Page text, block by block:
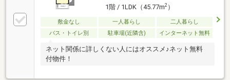
1階 / 1LDK（45.77m2）
敷金なし 一人暮らし
二人暮らし
バス・トイレ別
駐車場(近隣含) インターネット無料
ネット関係に詳しくない人にはオススメ♪ネット無料
付物件！